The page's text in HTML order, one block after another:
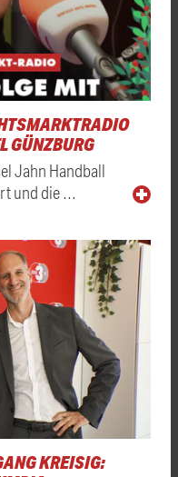
GÜNZBURG
Jahn Handball
und die …
KREISIG: